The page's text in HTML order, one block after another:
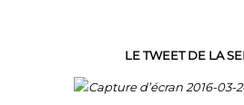
LE TWEET DE LA